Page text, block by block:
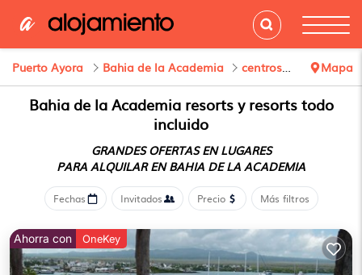
Puerto Ayora Bahia de la Academia centros turísticos Mapa
Bahia de la Academia resorts y resorts todo
incluido
GRANDES OFERTAS EN LUGARES
PARA ALQUILAR EN BAHIA DE LA ACADEMIA
Fechas Invitados Precio Más filtros
Ahorra con OneKey